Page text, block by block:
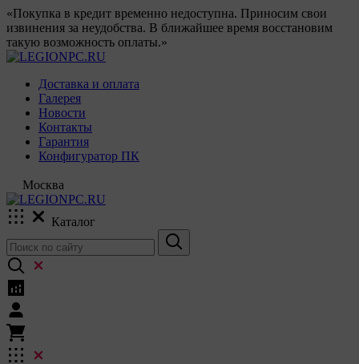
«Покупка в кредит временно недоступна. Приносим свои
извинения за неудобства. В ближайшее время восстановим
такую возможность оплаты.»
Доставка и оплата
Галерея
Новости
Контакты
Гарантия
Конфигуратор ПК
Москва
Каталог